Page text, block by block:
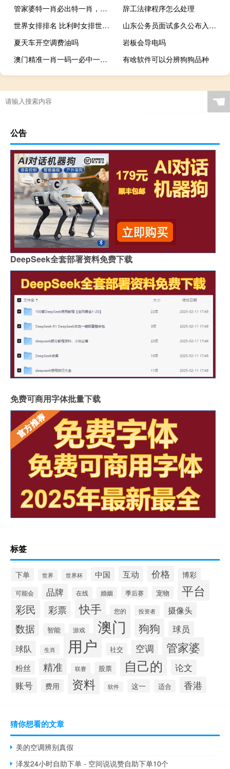
管家婆特一肖必出特一肖，寸衷精选答案落实_PPT8.659
辞工法律程序怎么处理
世界女排排名 比利时女排世界排名
山东公务员面试多久公布入围名单 山东省公务员面试名单
夏天车开空调费油吗
岩板会导电吗
澳门精准一肖一码一必中一肖：历史记录AI解释落实-3404.PL.276
有啥软件可以分辨狗狗品种
☚
公告
DeepSeek全套部署资料免费下载
免费可商用字体批量下载
标签
下单 世界 世界杯 中国 互动 价格 博彩
可能会 品牌 在线 婚姻 季后赛 宠物 平台
彩民 彩票 快手 您的 投资者 摄像头
数据 智能 游戏 澳门 狗狗
球员
球队
生肖 用户 社交 空调 管家婆
粉丝 精准 联赛 股票 自己的
论文
账号
费用 资料 软件 这一 适合 香港
猜你想看的文章
美的空调辨别真假
泽发24小时自助下单 - 空间说说赞自助下单10个